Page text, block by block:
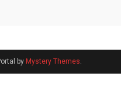
by Mystery Themes.